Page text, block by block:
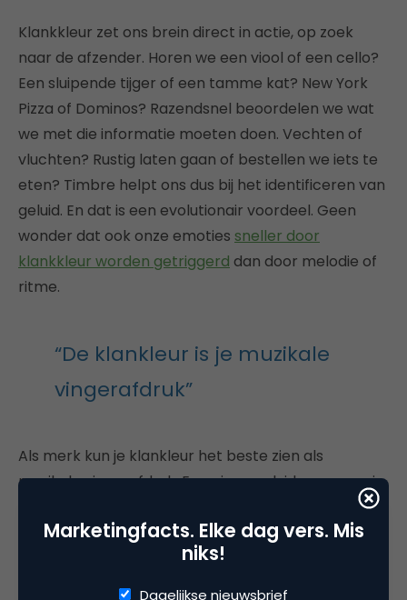
Klankkleur zet ons brein direct in actie, op zoek
naar de afzender. Horen we een viool of een cello?
Een sluipende tijger of een tamme kat? New York
Pizza of Dominos? Razendsnel beoordelen we wat
we met die informatie moeten doen. Vechten of
vluchten? Rustig laten gaan of bestellen we iets te
eten? Timbre helpt ons dus bij het identificeren van
geluid. En dat is een evolutionair voordeel. Geen
wonder dat ook onze emoties sneller door
klankkleur worden getriggerd dan door melodie of
ritme.
“De klankleur is je muzikale
vingerafdruk”
Als merk kun je klankleur het beste zien als
muzikale vingerafdruk. Een eigen geluid waarmee je
eindeloos kunt variëren, zonder dat je afbreuk doet
aan de herkenbaarheid van je merk. En in een
wereld waar steeds meer lawaai gemaakt gaat
worden, is dat precies wat je nodig hebt.
Marketingfacts. Elke dag vers. Mis
niks!
Dagelijkse nieuwsbrief